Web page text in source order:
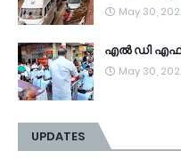
May 30,
എൽ ഡി എഫ്
May 30,
UPDATES